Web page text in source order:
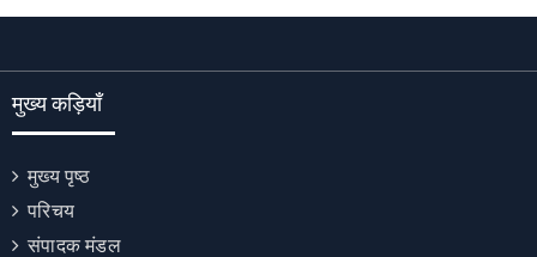
मुख्य कड़ियाँ
मुख्य पृष्ठ
परिचय
संपादक मंडल